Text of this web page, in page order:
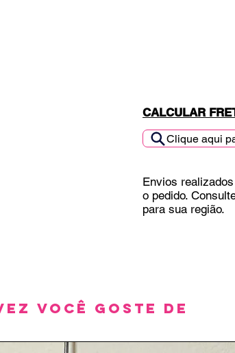
CALCULAR
Clique aqui
Envios
o pedido.
para sua região.
você goste de